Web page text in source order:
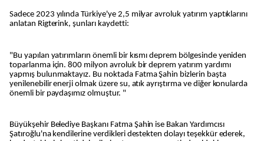
Sadece 2023 yılında Türkiye'ye 2,5 milyar avroluk yatırım yaptıklarını
anlatan Rigterink, şunları kaydetti:
"Bu yapılan yatırımların önemli bir kısmı deprem bölgesinde yeniden
toparlanma için. 800 milyon avroluk bir deprem yatırım yardımı
yapmış bulunmaktayız. Bu noktada Fatma Şahin bizlerin başta
yenilenebilir enerji olmak üzere su, atık ayrıştırma ve diğer konularda
önemli bir paydaşımız olmuştur. "
Büyükşehir Belediye Başkanı Fatma Şahin ise Bakan Yardımcısı
Şatıroğlu'na kendilerine verdikleri destekten dolayı teşekkür ederek,